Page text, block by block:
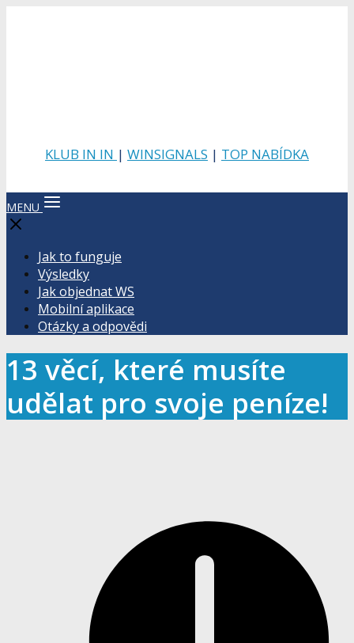
KLUB IN IN | WINSIGNALS | TOP NABÍDKA
MENU
Jak to funguje
Výsledky
Jak objednat WS
Mobilní aplikace
Otázky a odpovědi
13 věcí, které musíte
udělat pro svoje peníze!